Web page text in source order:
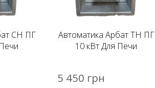
СН ПГ
Автоматика Арбат ТН ПГ
10 кВт Для Печи
5 450 грн